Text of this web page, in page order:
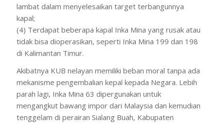
lambat dalam menyelesaikan target terbangunnya
kapal;
(4) Terdapat beberapa kapal Inka Mina yang rusak atau
tidak bisa dioperasikan, seperti Inka Mina 199 dan 198
di Kalimantan Timur.
Akibatnya KUB nelayan memiliki beban moral tanpa ada
mekanisme pengembalian kepal kepada Negara. Lebih
parah lagi, Inka Mina 63 dipergunakan untuk
mengangkut bawang impor dari Malaysia dan kemudian
tenggelam di perairan Sialang Buah, Kabupaten